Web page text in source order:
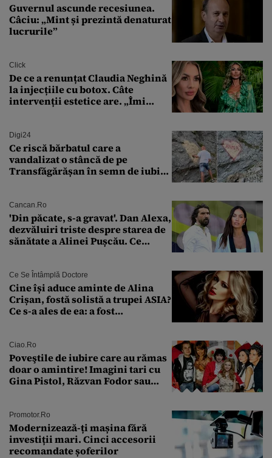
Guvernul ascunde recesiunea.
Câciu: „Mint și prezintă denaturat
lucrurile”
Click
De ce a renunțat Claudia Neghină
la injecțiile cu botox. Câte
intervenții estetice are. „Îmi
Digi24
Ce riscă bărbatul care a
vandalizat o stâncă de pe
Transfăgărășan în semn de iubire
Cancan.ro
'Din păcate, s-a gravat'. Dan Alexa,
dezvăluiri triste despre starea de
sănătate a Alinei Pușcău. Ce
Ce Se Întâmplă Doctore
Cine își aduce aminte de Alina
Crișan, fostă solistă a trupei ASIA?
Ce s-a ales de ea: a fost
Ciao.ro
Poveştile de iubire care au rămas
doar o amintire! Imagini tari cu
Gina Pistol, Răzvan Fodor sau
Promotor.ro
Modernizează-ți mașina fără
investiții mari. Cinci accesorii
recomandate șoferilor